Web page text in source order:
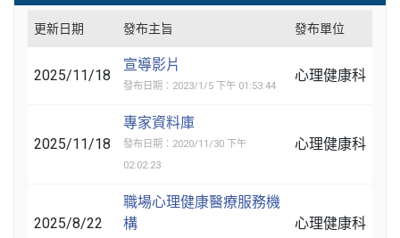
更新日期 發布主旨 發布單位
2025/11/18
宣導影片
發布日期：2023/1/5 下午 01:53:44
心理健康科
2025/11/18
專家資料庫
發布日期：2020/11/30 下午
02:02:23
心理健康科
2025/8/22
職場心理健康醫療服務機
構
心理健康科